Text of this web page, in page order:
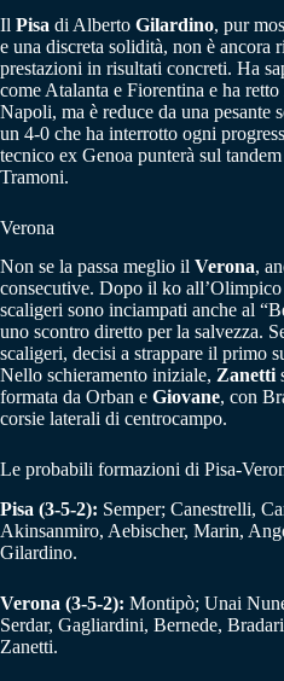
Il Pisa di Alberto Gilardino, pur
e una discreta solidità, non è ancora
prestazioni in risultati concreti. Ha
come Atalanta e Fiorentina e ha
Napoli, ma è reduce da una pesante
un 4-0 che ha interrotto ogni
tecnico ex Genoa punterà sul
Tramoni.
Verona
Non se la passa meglio il Verona,
consecutive. Dopo il ko
scaligeri sono inciampati anche al
uno scontro diretto per la salvezza.
scaligeri, decisi a strappare il primo
Nello schieramento iniziale, Zanetti
formata da Orban e Giovane, con
corsie laterali di centrocampo.
Le probabili formazioni di Pisa-
Pisa (3-5-2): Semper; Canestrelli,
Akinsanmiro, Aebischer, Marin,
Gilardino.
Verona (3-5-2): Montipò; Unai
Serdar, Gagliardini, Bernede,
Zanetti.